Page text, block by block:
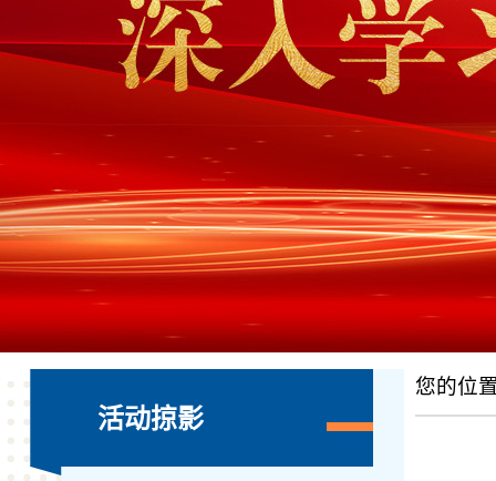
活动掠影
您的位